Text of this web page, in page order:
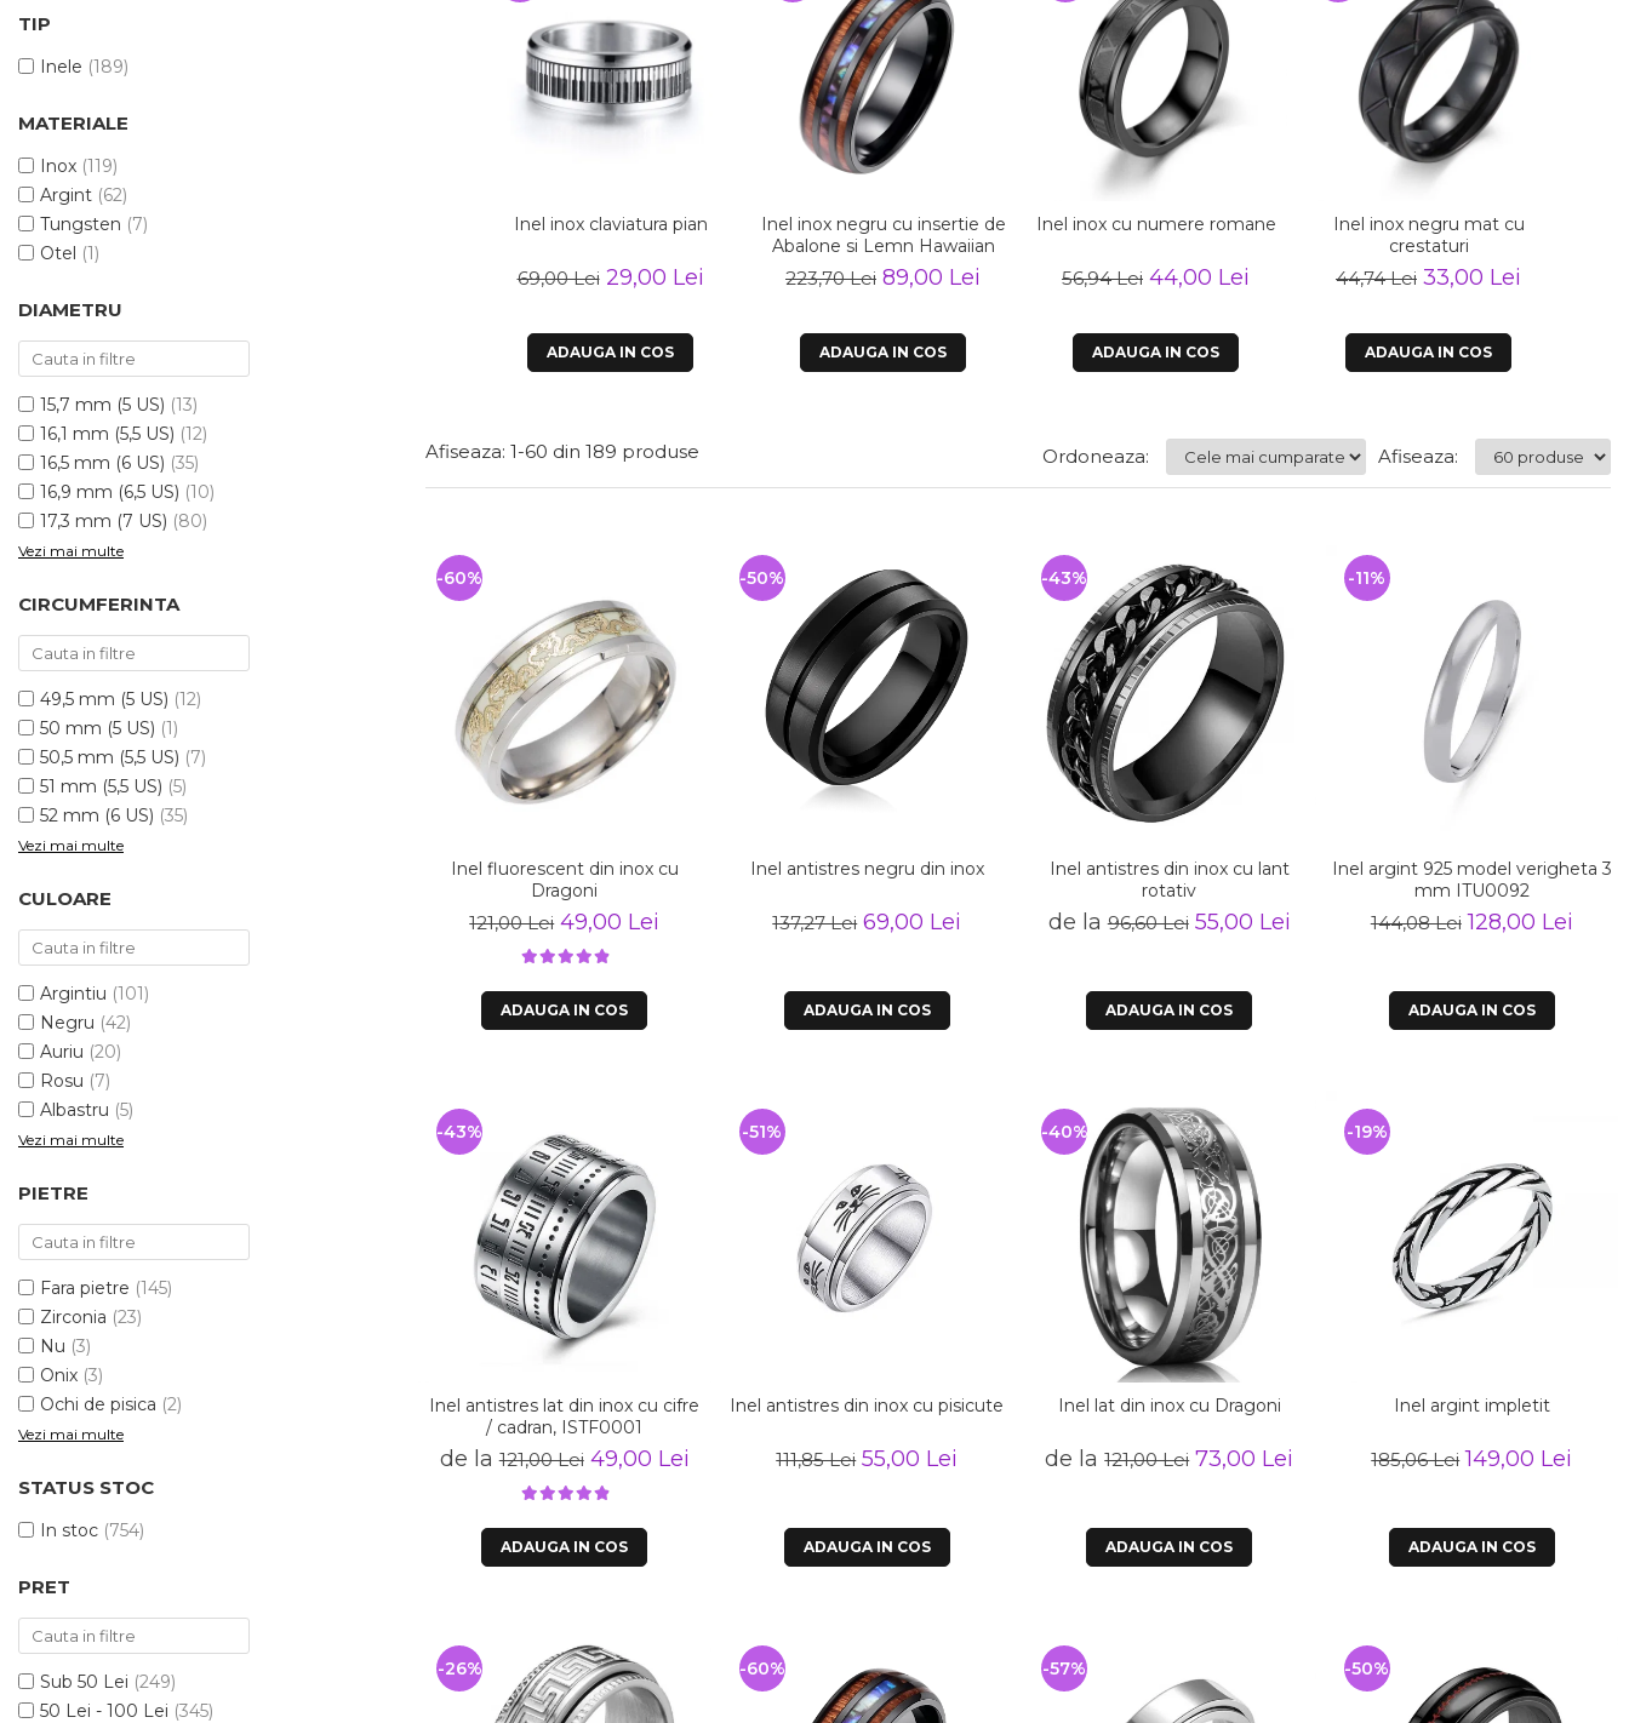
semipretioase
Bijuterii argint placat cu aur
materiale
Bijuterii argint cu murano
Bijuterii de Lux
Bijuterii gotice si rock
Casete si cutii de bijuterii
Bijuterii tungsten
Accesorii Piele
bijuterii argint
TIP
Inele (189)
MATERIALE
Inox (119)
Argint (62)
Tungsten (7)
Otel (1)
DIAMETRU
15,7 mm (5 US) (13)
16,1 mm (5,5 US) (12)
16,5 mm (6 US) (35)
16,9 mm (6,5 US) (10)
17,3 mm (7 US) (80)
Vezi mai multe
CIRCUMFERINTA
49,5 mm (5 US) (12)
50 mm (5 US) (1)
50,5 mm (5,5 US) (7)
51 mm (5,5 US) (5)
52 mm (6 US) (35)
Vezi mai multe
CULOARE
Argintiu (101)
Negru (42)
Auriu (20)
Rosu (7)
Albastru (5)
Vezi mai multe
PIETRE
Fara pietre (145)
Zirconia (23)
Nu (3)
Onix (3)
Ochi de pisica (2)
Vezi mai multe
STATUS STOC
In stoc (754)
PRET
Sub 50 Lei (249)
50 Lei - 100 Lei (345)
Inel inox claviatura pian
69,00 Lei 29,00 Lei
ADAUGA IN COS
Inel inox negru cu insertie de
Abalone si Lemn Hawaiian
223,70 Lei 89,00 Lei
ADAUGA IN COS
Inel inox cu numere romane
56,94 Lei 44,00 Lei
ADAUGA IN COS
Inel inox negru mat cu
crestaturi
44,74 Lei 33,00 Lei
ADAUGA IN COS
Afiseaza: 1-60 din 189 produse Afiseaza:
Ordoneaza:
Inel fluorescent din inox cu
Dragoni
121,00 Lei 49,00 Lei
-60%
ADAUGA IN COS
Inel antistres negru din inox
137,27 Lei 69,00 Lei
-50%
ADAUGA IN COS
Inel antistres din inox cu lant
rotativ
de la96,60 Lei 55,00 Lei
-43%
ADAUGA IN COS
Inel argint 925 model verigheta 3
mm ITU0092
144,08 Lei 128,00 Lei
-11%
ADAUGA IN COS
Inel antistres lat din inox cu cifre
/ cadran, ISTF0001
de la121,00 Lei 49,00 Lei
-43%
ADAUGA IN COS
Inel antistres din inox cu pisicute
111,85 Lei 55,00 Lei
-51%
ADAUGA IN COS
Inel lat din inox cu Dragoni
de la121,00 Lei 73,00 Lei
-40%
ADAUGA IN COS
Inel argint impletit
185,06 Lei 149,00 Lei
-19%
ADAUGA IN COS
-26% -60% -57% -50%